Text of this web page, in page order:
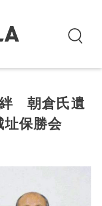
朝倉氏遺
址保勝会